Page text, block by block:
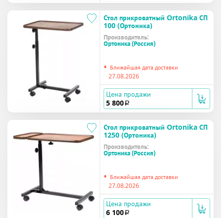
Стол прикроватный Ortonika СП
100 (Ортоника)
Производитель:
Ортоника (Россия)
• Ближайшая дата доставки
27.08.2026
Цена продажи
5 800 a
Стол прикроватный Ortonika СП
1250 (Ортоника)
Производитель:
Ортоника (Россия)
• Ближайшая дата доставки
27.08.2026
Цена продажи
6 100 a